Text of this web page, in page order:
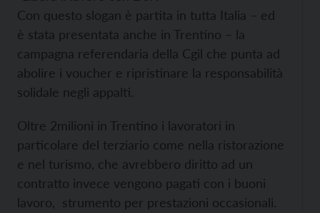
Con questo slogan è partita in tutta Italia – ed
è stata presentata anche in Trentino – la
campagna referendaria della Cgil che punta ad
abolire i voucher e ripristinare la responsabilità
solidale negli appalti.
Oltre 2milioni in Trentino i lavoratori in
particolare del terziario come nella ristorazione
e nel turismo, che avrebbero diritto ad un
contratto invece vengono pagati con i buoni
lavoro, strumento per prestazioni occasionali.